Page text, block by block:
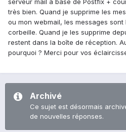
serveur mail à base de Postfix +
très bien. Quand je supprime les
ou mon webmail, les messages
corbeille. Quand je les supprime
restent dans la boîte de réception.
pourquoi ? Merci pour vos
Archivé
Ce sujet est désormais
de nouvelles réponses.